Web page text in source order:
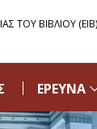
ΤΟΥ ΒΙΒΛΙΟΥ
ΕΡΕΥΝΑ